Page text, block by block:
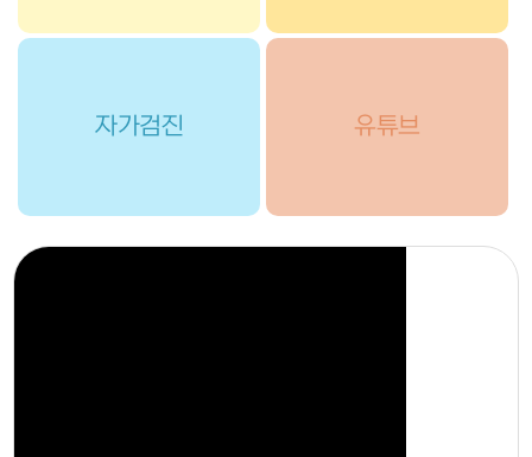
자가검진 유튜브